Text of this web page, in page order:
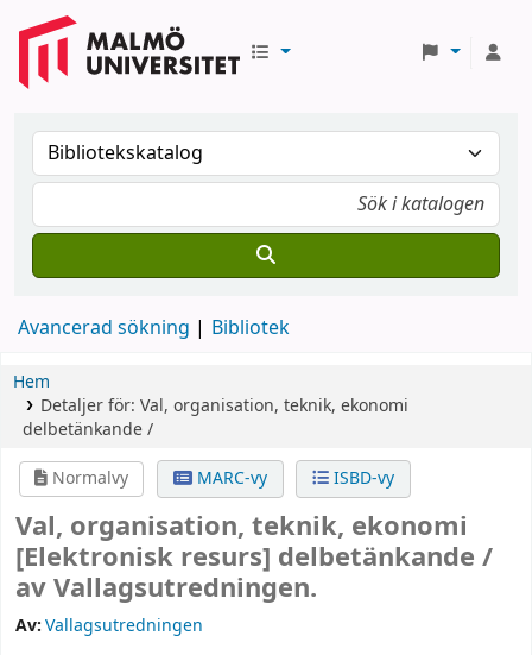
Avancerad sökning Bibliotek
Hem
Detaljer för: Val, organisation, teknik, ekonomi
delbetänkande /
Normalvy
MARC-vy ISBD-vy
Val, organisation, teknik, ekonomi
[Elektronisk resurs] delbetänkande /
av Vallagsutredningen.
Av:Vallagsutredningen